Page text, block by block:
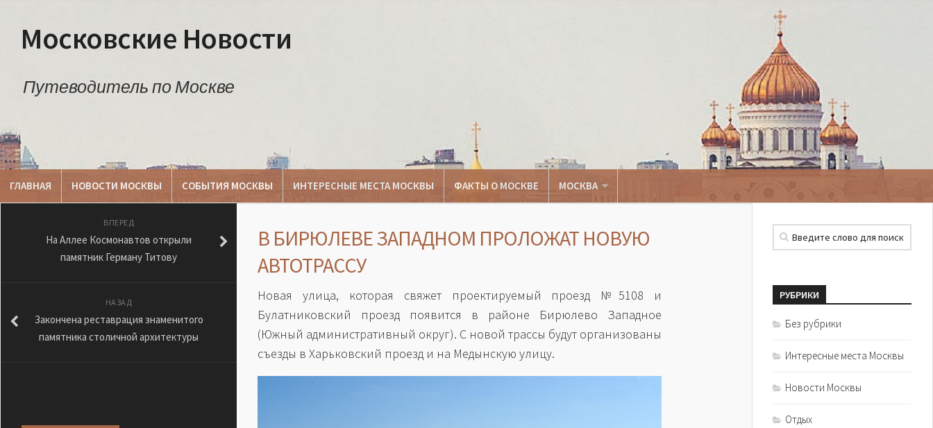
Московские Новости
Путеводитель по Москве
ГЛАВНАЯ НОВОСТИ МОСКВЫ СОБЫТИЯ МОСКВЫ ИНТЕРЕСНЫЕ МЕСТА МОСКВЫ ФАКТЫ О МОСКВЕ МОСКВА
В БИРЮЛЕВЕ ЗАПАДНОМ ПРОЛОЖАТ НОВУЮ
АВТОТРАССУ
Новая улица, которая свяжет проектируемый проезд №5108 и
Булатниковский проезд появится в районе Бирюлево Западное
(Южный административный округ). С новой трассы будут организованы
съезды в Харьковский проезд и на Медынскую улицу.
ВПЕРЕД
На Аллее Космонавтов открыли
памятник Герману Титову
НАЗАД
Закончена реставрация знаменитого
памятника столичной архитектуры
РУБРИКИ
Без рубрики
Интересные места Москвы
Новости Москвы
Отдых